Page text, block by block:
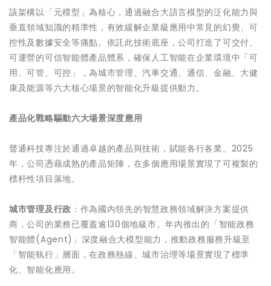
該架構以「元模型」為核心，通過融合大語言模型的泛化能力與
垂直領域知識的精準性，有效緩解企業級應用中常見的幻覺、可
控性及數據安全等痛點。依託此技術底座，公司打造了可交付、
可運營的可信智能體產品體系，確保人工智能在企業環境中「可
用、可管、可控」，為城市管理、汽車交通、通信、金融、大健
康及能源等六大核心場景的智能化升級提供動力。
產品化戰略驅動六大場景深度應用
聲通科技專注於通過卓越的產品與技術，賦能各行各業。2025
年，公司憑藉成熟的產品矩陣，在多個應用場景實現了可複製的
標杆性項目落地。
城市管理及行政 ：作為國內領先的智慧政務領域解決方案提供
商，公司的業務已覆蓋逾130個地級市。年內推出的「智能政務
智能體(Agent)」深度融合大模型能力，推動政務服務升級至
「智能執行」層面，在政務熱線、城市治理等場景實現了標準
化、智能化應用。